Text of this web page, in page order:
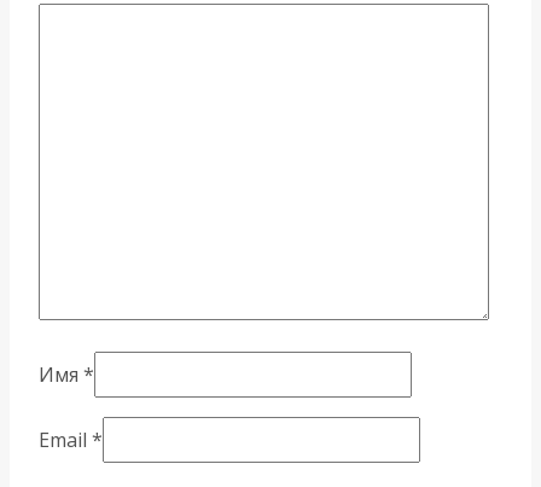
Имя *
Email *